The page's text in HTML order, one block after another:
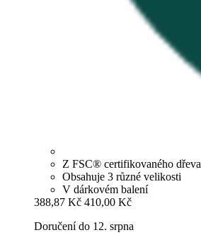
Z FSC® certifikovaného dřeva
Obsahuje 3 různé velikosti
V dárkovém balení
388,87 Kč 410,00 Kč
Doručení do 12. srpna